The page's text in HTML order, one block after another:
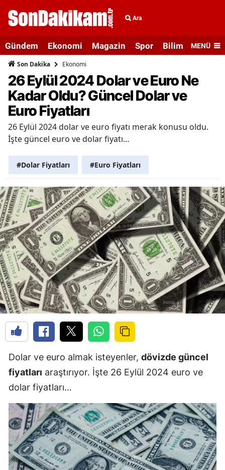
Ara
Gündem Ekonomi Magazin Spor Bilim veMENÜ
Son Dakika Ekonomi
26 Eylül 2024 Dolar ve Euro Ne
Kadar Oldu? Güncel Dolar ve
Euro Fiyatları
26 Eylül 2024 dolar ve euro fiyatı merak konusu oldu.
İşte güncel euro ve dolar fiyatı…
#Dolar Fiyatları #Euro Fiyatları
Dolar ve euro almak isteyenler, dövizde güncel
fiyatları araştırıyor. İşte 26 Eylül 2024 euro ve
dolar fiyatları…